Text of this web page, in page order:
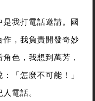
是我打電話邀請。國
，我負責開發奇妙
色，我想到萬芳，
「怎麼不可能！」
電話。